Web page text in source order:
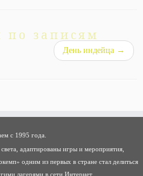
по записям
День индейца →
с 1995 года.
адаптированы игры и мероприятия,
одним из первых в стране стал делиться
лагерями в сети Интернет.